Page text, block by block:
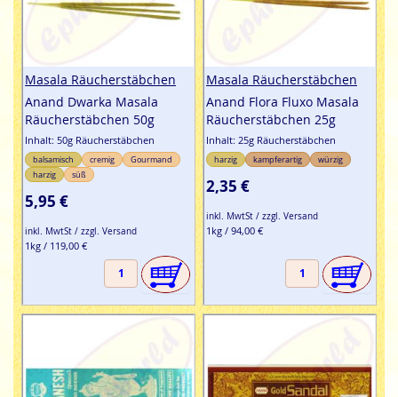
Masala Räucherstäbchen
Anand Dwarka Masala
Räucherstäbchen 50g
Inhalt: 50g Räucherstäbchen
balsamisch cremig
Gourmand
harzig
süß
5,95 €
inkl. MwtSt / zzgl. Versand
1kg / 119,00 €
Masala Räucherstäbchen
Anand Flora Fluxo Masala
Räucherstäbchen 25g
Inhalt: 25g Räucherstäbchen
harzig kampferartig würzig
2,35 €
inkl. MwtSt / zzgl. Versand
1kg / 94,00 €